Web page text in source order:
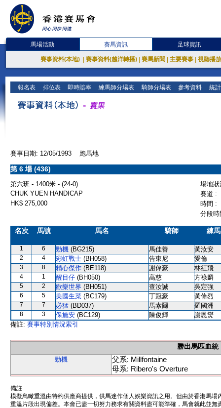
馬場活動 賽馬資訊 足球資訊
賽事資料(本地) 賽事資料(越洋轉播) 賽馬新聞 主要賽事 視聽播
報名表 排位表 即時賠率 練馬師分場表 騎師分場表 參考資料 統
賽事日期: 12/05/1993 跑馬地
第 6 場 (436)
第六班 - 1400米 - (24-0)
場地
CHUK YUEN HANDICAP
賽道 :
HK$ 275,000
時間 :
分段
名次 馬號 馬名 騎師 練
1 6 勁機 (BG215) 馬佳善 黃汝安
2 4 彩虹戰士 (BH058) 告東尼 愛倫
3 8 精心傑作 (BE118) 謝偉豪 林紅飛
4 1 醒目仔 (BH050) 高慈 方祿麟
5 2 歡樂世界 (BH051) 查汝誠 吳定強
6 5 美國生菜 (BC179) 丁冠豪 黃偉烈
7 7 必猛 (BD037) 馬素爾 羅國洲
8 3 保施安 (BC129) 陳俊輝
謝恩爕
備註: 賽事特別情況索引
勝出馬匹血統
勁機
父系: Millfontaine
母系: Ribero's Overture
備註
模擬鳥瞰重溫由特約供應商提供，供馬迷作個人娛樂資訊之用。但由於香港馬
重溫片段出現偏差。本會已盡一切努力務求有關資料盡可能準確，馬會就此並